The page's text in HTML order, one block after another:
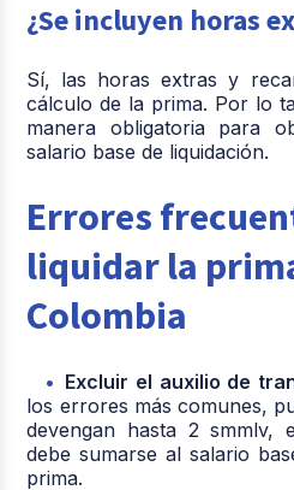
¿Se incluyen horas
Sí, las horas extras y
cálculo de la prima. Por lo
manera obligatoria para
salario base de liquidación.
Errores
liquidar la
Colombia
Excluir el auxilio de
los errores más comunes,
devengan hasta 2 smmlv,
debe sumarse al salario
prima.